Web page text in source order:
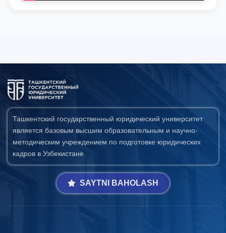
Ташкентский государственный юридический университет
является базовым высшим образовательным и научно-
методическим учреждением по подготовке юридических
кадров в Узбекистане.
SAYTNI BAHOLASH